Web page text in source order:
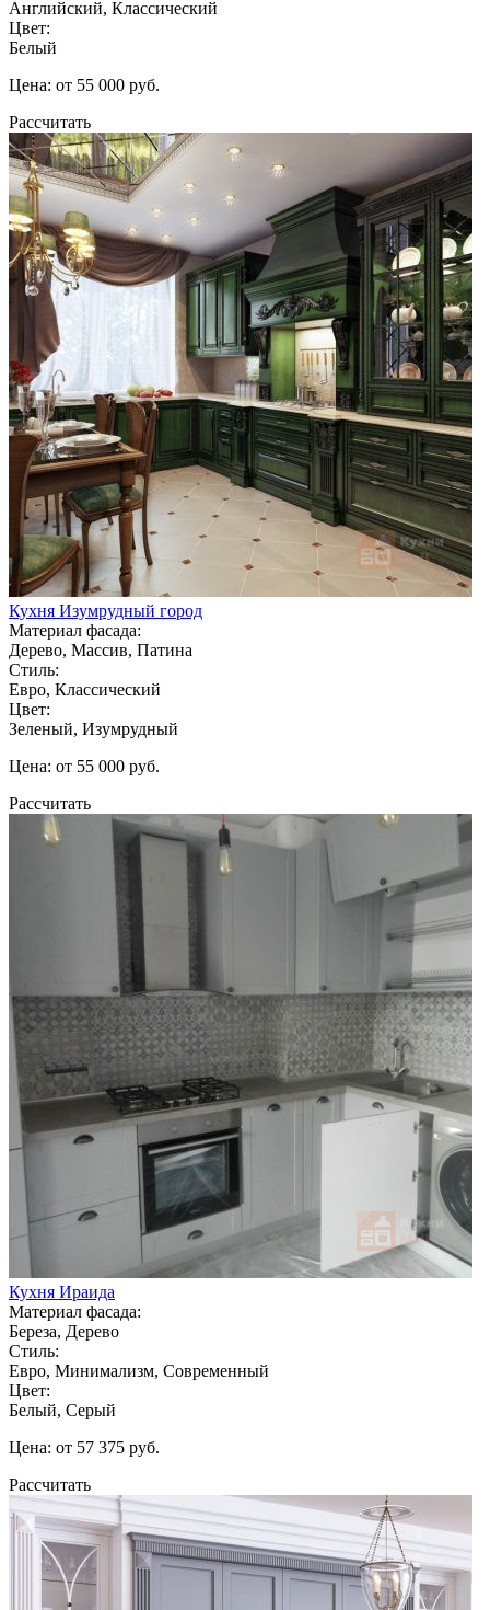
Английский, Классический
Цвет:
Белый
Цена: от 55 000 руб.
Рассчитать
Кухня Изумрудный город
Материал фасада:
Дерево, Массив, Патина
Стиль:
Евро, Классический
Цвет:
Зеленый, Изумрудный
Цена: от 55 000 руб.
Рассчитать
Кухня Ираида
Материал фасада:
Береза, Дерево
Стиль:
Евро, Минимализм, Современный
Цвет:
Белый, Серый
Цена: от 57 375 руб.
Рассчитать